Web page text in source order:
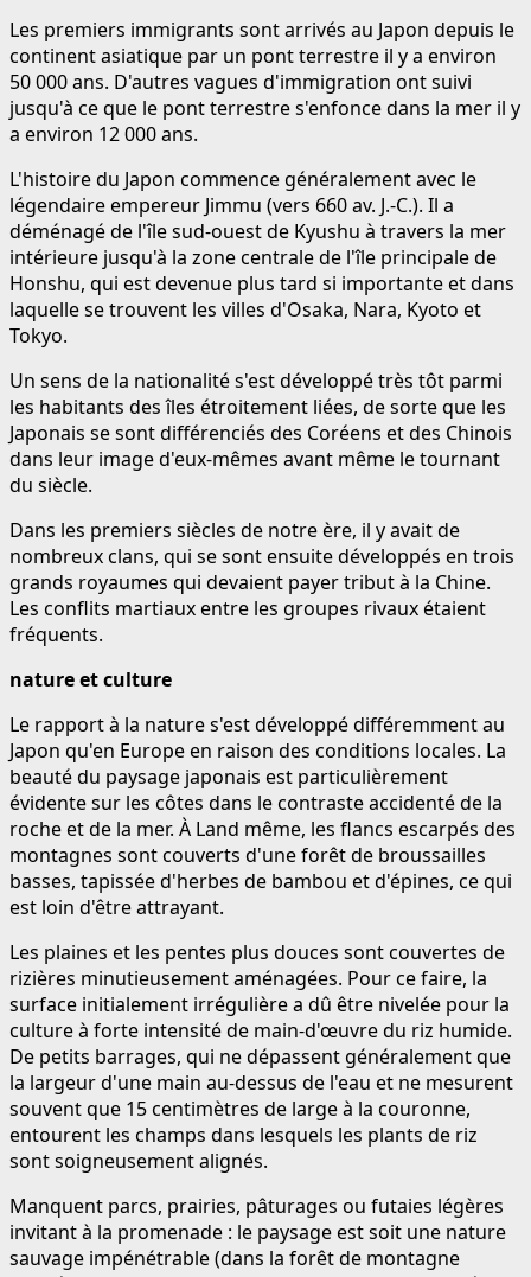
Les premiers immigrants sont arrivés au Japon depuis le
continent asiatique par un pont terrestre il y a environ
50 000 ans. D'autres vagues d'immigration ont suivi
jusqu'à ce que le pont terrestre s'enfonce dans la mer il y
a environ 12 000 ans.
L'histoire du Japon commence généralement avec le
légendaire empereur Jimmu (vers 660 av. J.-C.). Il a
déménagé de l'île sud-ouest de Kyushu à travers la mer
intérieure jusqu'à la zone centrale de l'île principale de
Honshu, qui est devenue plus tard si importante et dans
laquelle se trouvent les villes d'Osaka, Nara, Kyoto et
Tokyo.
Un sens de la nationalité s'est développé très tôt parmi
les habitants des îles étroitement liées, de sorte que les
Japonais se sont différenciés des Coréens et des Chinois
dans leur image d'eux-mêmes avant même le tournant
du siècle.
Dans les premiers siècles de notre ère, il y avait de
nombreux clans, qui se sont ensuite développés en trois
grands royaumes qui devaient payer tribut à la Chine.
Les conflits martiaux entre les groupes rivaux étaient
fréquents.
nature et culture
Le rapport à la nature s'est développé différemment au
Japon qu'en Europe en raison des conditions locales. La
beauté du paysage japonais est particulièrement
évidente sur les côtes dans le contraste accidenté de la
roche et de la mer. À Land même, les flancs escarpés des
montagnes sont couverts d'une forêt de broussailles
basses, tapissée d'herbes de bambou et d'épines, ce qui
est loin d'être attrayant.
Les plaines et les pentes plus douces sont couvertes de
rizières minutieusement aménagées. Pour ce faire, la
surface initialement irrégulière a dû être nivelée pour la
culture à forte intensité de main-d'œuvre du riz humide.
De petits barrages, qui ne dépassent généralement que
la largeur d'une main au-dessus de l'eau et ne mesurent
souvent que 15 centimètres de large à la couronne,
entourent les champs dans lesquels les plants de riz
sont soigneusement alignés.
Manquent parcs, prairies, pâturages ou futaies légères
invitant à la promenade : le paysage est soit une nature
sauvage impénétrable (dans la forêt de montagne